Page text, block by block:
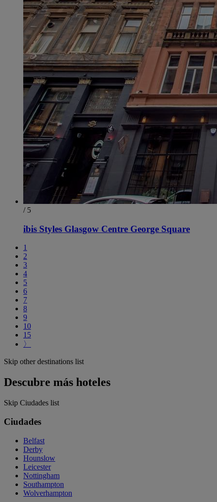
/ 5
ibis Styles Glasgow Centre George Square
1
2
3
4
5
6
7
8
9
10
15
〉
Skip other destinations list
Descubre más hoteles
Skip Ciudades list
Ciudades
Belfast
Derby
Hounslow
Leicester
Nottingham
Southampton
Wolverhampton